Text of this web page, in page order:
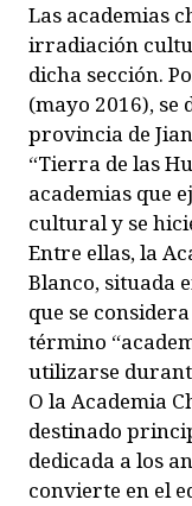
Las academias
irradiación
dicha sección.
(mayo 2016), se
provincia de
“Tierra de las
academias que
cultural y se
Entre ellas, la
Blanco, situada
que se
término
utilizarse
O la Academia
destinado
dedicada a los
convierte en el